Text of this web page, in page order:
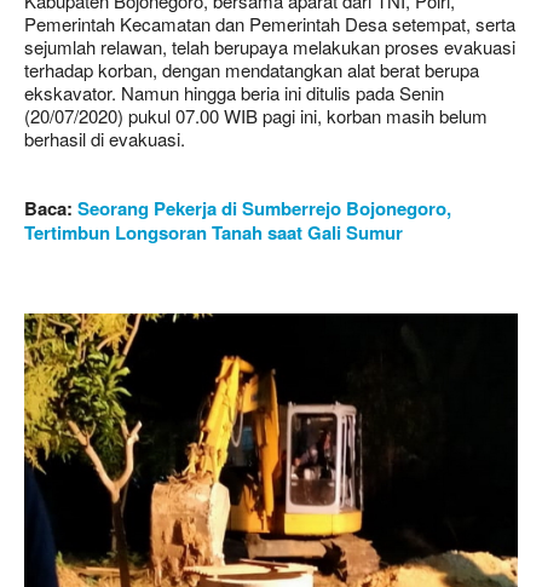
Pemerintah Kecamatan dan Pemerintah Desa setempat, serta
sejumlah relawan, telah berupaya melakukan proses evakuasi
terhadap korban, dengan mendatangkan alat berat berupa
ekskavator. Namun hingga beria ini ditulis pada Senin
(20/07/2020) pukul 07.00 WIB pagi ini, korban masih belum
berhasil di evakuasi.
Baca: Seorang Pekerja di Sumberrejo Bojonegoro,
Tertimbun Longsoran Tanah saatGaliSumur